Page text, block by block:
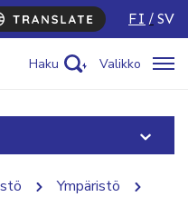
FI SV
Haku Valikko
Ympäristö